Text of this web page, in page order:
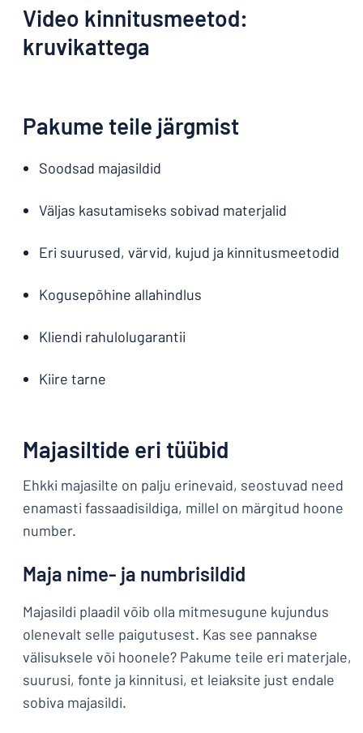
Video kinnitusmeetod:
kruvikattega
Pakume teile järgmist
Soodsad majasildid
Väljas kasutamiseks sobivad materjalid
Eri suurused, värvid, kujud ja kinnitusmeetodid
Kogusepõhine allahindlus
Kliendi rahulolugarantii
Kiire tarne
Majasiltide eri tüübid
Ehkki majasilte on palju erinevaid, seostuvad need
enamasti fassaadisildiga, millel on märgitud hoone
number.
Maja nime- ja numbrisildid
Majasildi plaadil võib olla mitmesugune kujundus
olenevalt selle paigutusest. Kas see pannakse
välisuksele või hoonele? Pakume teile eri materjale,
suurusi, fonte ja kinnitusi, et leiaksite just endale
sobiva majasildi.